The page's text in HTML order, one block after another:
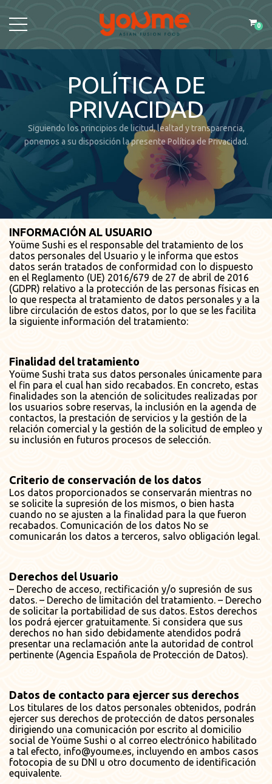
0
POLÍTICA DE
PRIVACIDAD
Siguiendo los principios de licitud, lealtad y transparencia,
ponemos a su disposición la presente Política de Privacidad.
INFORMACIÓN AL USUARIO
Yoüme Sushi es el responsable del tratamiento de los
datos personales del Usuario y le informa que estos
datos serán tratados de conformidad con lo dispuesto
en el Reglamento (UE) 2016/679 de 27 de abril de 2016
(GDPR) relativo a la protección de las personas físicas en
lo que respecta al tratamiento de datos personales y a la
libre circulación de estos datos, por lo que se les facilita
la siguiente información del tratamiento:
Finalidad del tratamiento
Yoüme Sushi trata sus datos personales únicamente para
el fin para el cual han sido recabados. En concreto, estas
finalidades son la atención de solicitudes realizadas por
los usuarios sobre reservas, la inclusión en la agenda de
contactos, la prestación de servicios y la gestión de la
relación comercial y la gestión de la solicitud de empleo y
su inclusión en futuros procesos de selección.
Criterio de conservación de los datos
Los datos proporcionados se conservarán mientras no
se solicite la supresión de los mismos, o bien hasta
cuando no se ajusten a la finalidad para la que fueron
recabados. Comunicación de los datos No se
comunicarán los datos a terceros, salvo obligación legal.
Derechos del Usuario
– Derecho de acceso, rectificación y/o supresión de sus
datos. – Derecho de limitación del tratamiento. – Derecho
de solicitar la portabilidad de sus datos. Estos derechos
los podrá ejercer gratuitamente. Si considera que sus
derechos no han sido debidamente atendidos podrá
presentar una reclamación ante la autoridad de control
pertinente (Agencia Española de Protección de Datos).
Datos de contacto para ejercer sus derechos
Los titulares de los datos personales obtenidos, podrán
ejercer sus derechos de protección de datos personales
dirigiendo una comunicación por escrito al domicilio
social de Yoüme Sushi o al correo electrónico habilitado
a tal efecto, info@youme.es, incluyendo en ambos casos
fotocopia de su DNI u otro documento de identificación
equivalente.